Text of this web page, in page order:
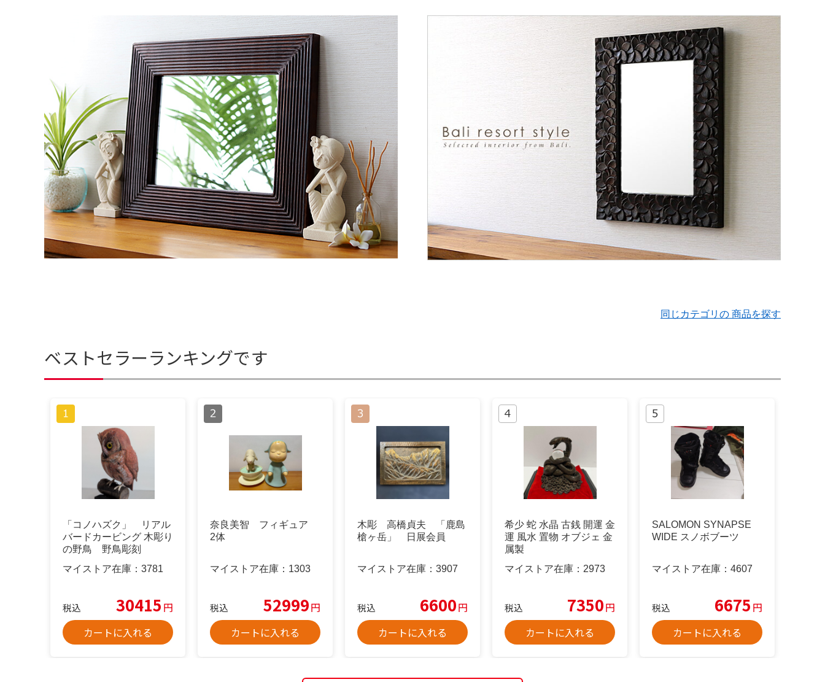
同じカテゴリの 商品を探す
ベストセラーランキングです
「コノハズク」 リアル
バードカービング 木彫り
の野鳥 野鳥彫刻
マイストア在庫： 3781
税込 30415 円
カートに入れる
奈良美智 フィギュア
2体
マイストア在庫： 1303
税込 52999円
カートに入れる
木彫 高橋貞夫 「鹿島
槍ヶ岳」 日展会員
マイストア在庫： 3907
税込 6600円
カートに入れる
希少 蛇 水晶 古銭 開運 金
運 風水 置物 オブジェ 金
属製
マイストア在庫： 2973
税込 7350円
カートに入れる
SALOMON SYNAPSE
WIDE スノボブーツ
マイストア在庫： 4607
税込 6675 円
カートに入れる